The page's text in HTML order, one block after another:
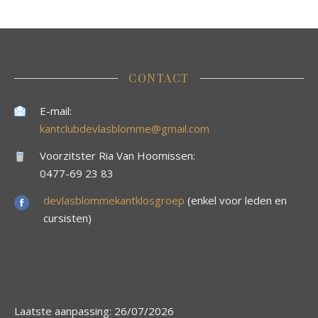
CONTACT
E-mail:
kantclubdevlasblomme@gmail.com
Voorzitster Ria Van Hoomissen:
0477-69 23 83
devlasblommekantklosgroep (enkel voor leden en
cursisten)
Laatste aanpassing: 26/07/2026